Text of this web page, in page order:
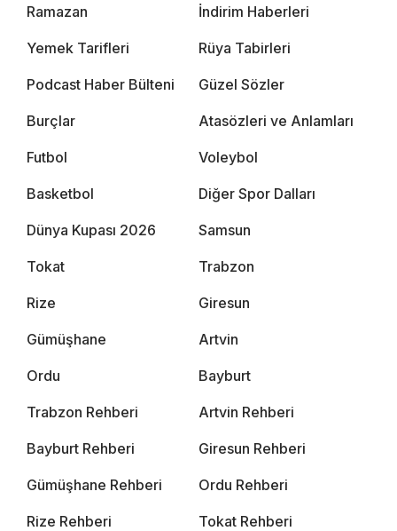
Ramazan İndirim Haberleri
Yemek Tarifleri Rüya Tabirleri
Podcast Haber Bülteni Güzel Sözler
Burçlar Atasözleri ve Anlamları
Futbol Voleybol
Basketbol Diğer Spor Dalları
Dünya Kupası 2026 Samsun
Tokat Trabzon
Rize Giresun
Gümüşhane Artvin
Ordu Bayburt
Trabzon Rehberi Artvin Rehberi
Bayburt Rehberi Giresun Rehberi
Gümüşhane Rehberi Ordu Rehberi
Rize Rehberi Tokat Rehberi